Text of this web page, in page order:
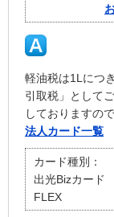
軽油税は1Lにつ
引取税」として
しておりますの
法人カード一覧
カード種別：
出光Bizカード
FLEX